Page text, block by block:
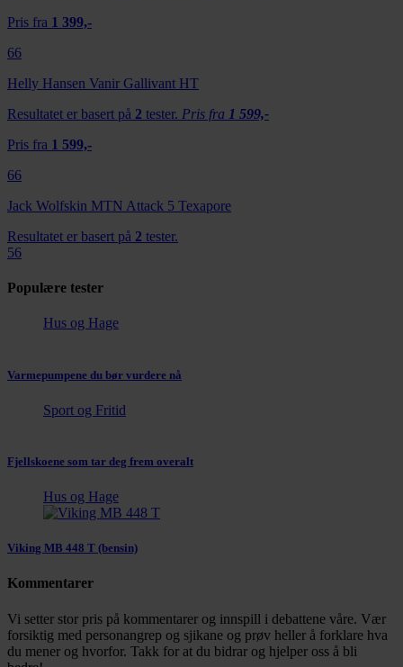
tjenestene deres.
Pris fra 1 399,-
66
Helly Hansen Vanir Gallivant HT
Resultatet er basert på 2 tester. Pris fra 1 599,-
Pris fra 1 599,-
66
Jack Wolfskin MTN Attack 5 Texapore
Resultatet er basert på 2 tester.
56
Populære tester
Hus og Hage
Varmepumpene du bør vurdere nå
Sport og Fritid
Fjellskoene som tar deg frem overalt
Hus og Hage
Viking MB 448 T (bensin)
Kommentarer
Vi setter stor pris på kommentarer og innspill i debattene våre. Vær
forsiktig med personangrep og sjikane og prøv heller å forklare hva
du mener og hvorfor. Takk for at du bidrar og hjelper oss å bli